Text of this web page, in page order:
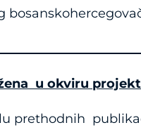
u okviru
prethodnih